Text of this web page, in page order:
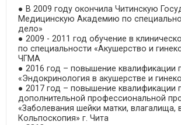
● В 2009 году окончила Читинскую
Медицинскую Академию по
дело»
● 2009 - 2011 год обучение в
по специальности «Акушерство и
ЧГМА
● 2016 год – повышение квалификации
«Эндокринология в акушерстве и
● 2017 год – повышение квалификации
дополнительной профессиональной
«Заболевания шейки матки, влагалища,
Кольпоскопия» г. Чита